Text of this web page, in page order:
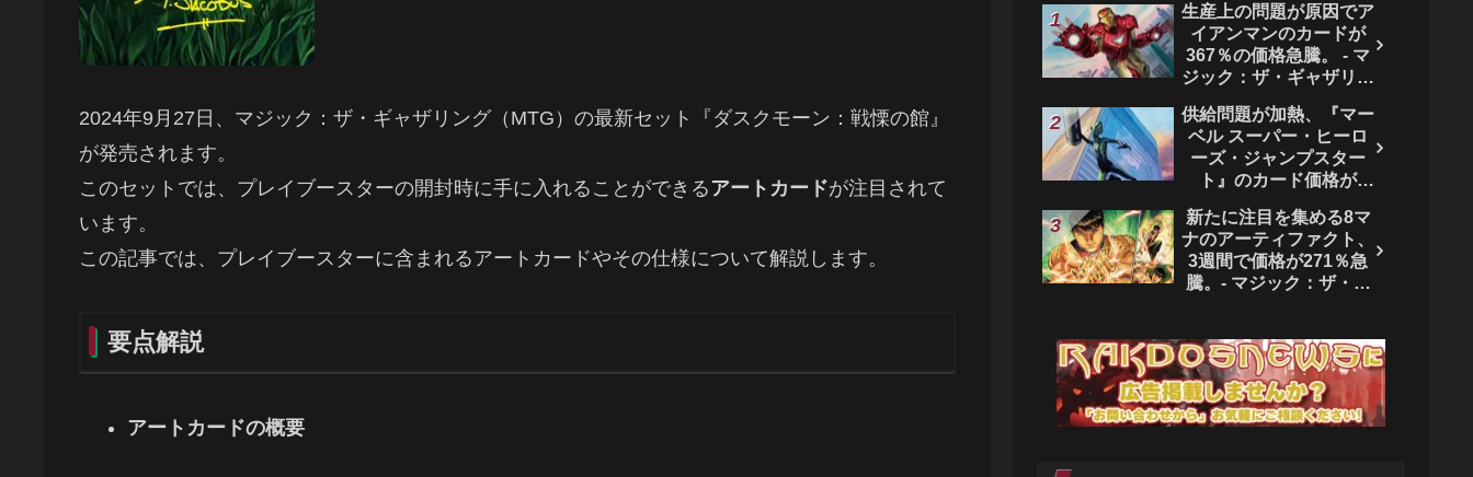
2024年9月27日、マジック：ザ・ギャザリング（MTG）の最新セット『ダスクモーン：戦慄の館』
が発売されます。
このセットでは、プレイブースターの開封時に手に入れることができるアートカードが注目されて
います。
この記事では、プレイブースターに含まれるアートカードやその仕様について解説します。
要点解説
アートカードの概要
生産上の問題が原因でア
イアンマンのカードが
367％の価格急騰。 - マ
ジック：ザ・ギャザリン
供給問題が加熱、『マー
ベル スーパー・ヒーロ
ーズ・ジャンプスター
ト』のカード価格が
ク：ザ・ギャザリング
新たに注目を集める8マ
ナのアーティファクト、
3週間で価格が271％急
騰。- マジック：ザ・ギ